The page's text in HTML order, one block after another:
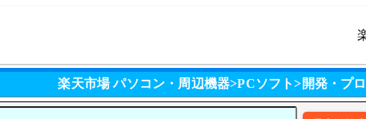
楽天市場 パソコン・周辺機器>PCソフト>開発・プ